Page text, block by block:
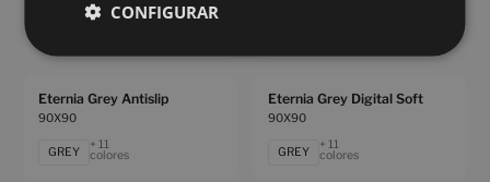
+ 11
Eternia Grey Antislip
90X90
GREY
+ 11
colores
Eternia Grey Digital Soft
90X90
GREY
+ 11
colores
CONFIGURAR